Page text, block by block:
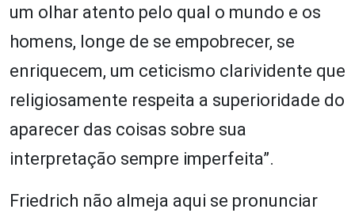
um olhar atento pelo qual o mundo e os
homens, longe de se empobrecer, se
enriquecem, um ceticismo clarividente que
religiosamente respeita a superioridade do
aparecer das coisas sobre sua
interpretação sempre imperfeita”.
Friedrich não almeja aqui se pronunciar